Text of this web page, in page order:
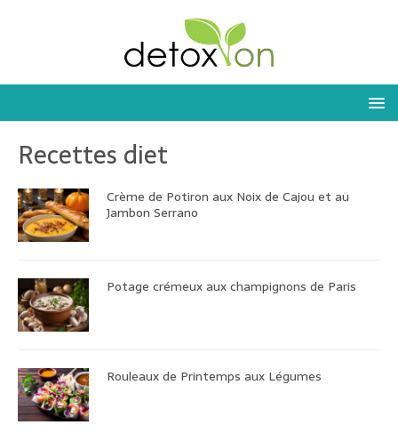
Recettes diet
Crème de Potiron aux Noix de Cajou et au
Jambon Serrano
Potage crémeux aux champignons de Paris
Rouleaux de Printemps aux Légumes